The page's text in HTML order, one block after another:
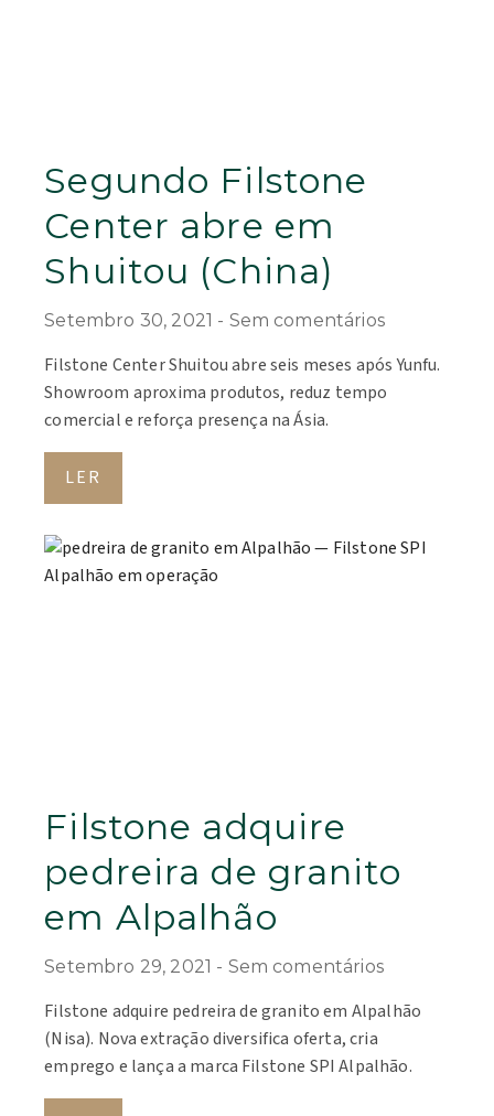
Segundo Filstone
Center abre em
Shuitou (China)
Setembro 30, 2021 Sem comentários
Filstone Center Shuitou abre seis meses após Yunfu.
Showroom aproxima produtos, reduz tempo
comercial e reforça presença na Ásia.
LER
Filstone adquire
pedreira de granito
em Alpalhão
Setembro 29, 2021 Sem comentários
Filstone adquire pedreira de granito em Alpalhão
(Nisa). Nova extração diversifica oferta, cria
emprego e lança a marca Filstone SPI Alpalhão.